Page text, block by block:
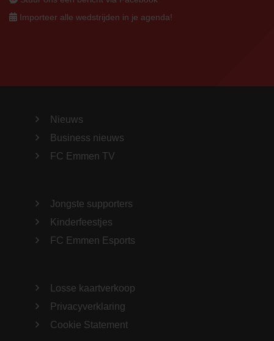
Importeer alle wedstrijden in je agenda!
Nieuws
Business nieuws
FC Emmen TV
Jongste supporters
Kinderfeestjes
FC Emmen Esports
Losse kaartverkoop
Privacyverklaring
Cookie Statement